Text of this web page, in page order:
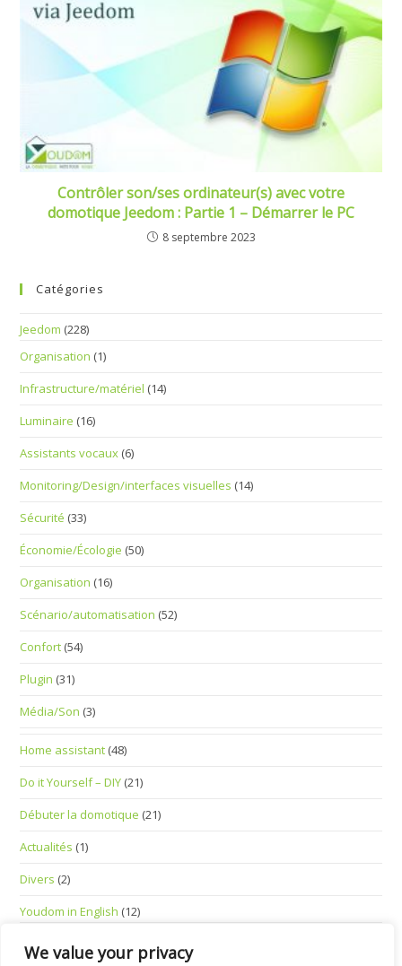
We value your privacy
Contrôler son/ses ordinateur(s) avec votre
domotique Jeedom : Partie 1 – Démarrer le PC
8 septembre 2023
Catégories
Jeedom (228)
Organisation (1)
Infrastructure/matériel (14)
Luminaire (16)
Assistants vocaux (6)
Monitoring/Design/interfaces visuelles (14)
Sécurité (33)
Économie/Écologie (50)
Organisation (16)
Scénario/automatisation (52)
Confort (54)
Plugin (31)
Média/Son (3)
Home assistant (48)
Do it Yourself – DIY (21)
Débuter la domotique (21)
Actualités (1)
Divers (2)
Youdom in English (12)